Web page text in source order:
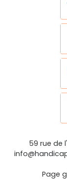
59 rue de
Page